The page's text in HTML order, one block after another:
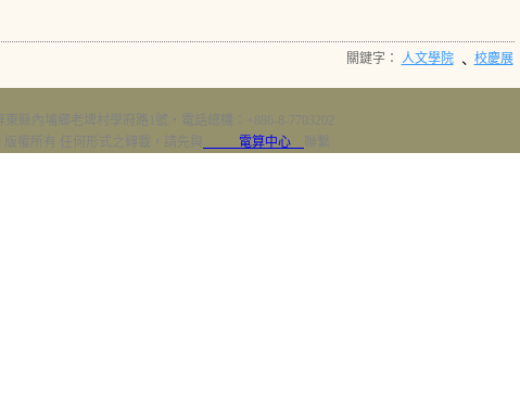
關鍵字： 人文學院 、 校慶展
電算中心